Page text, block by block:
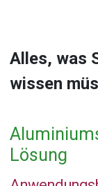
Alles, was
wissen
Lösung